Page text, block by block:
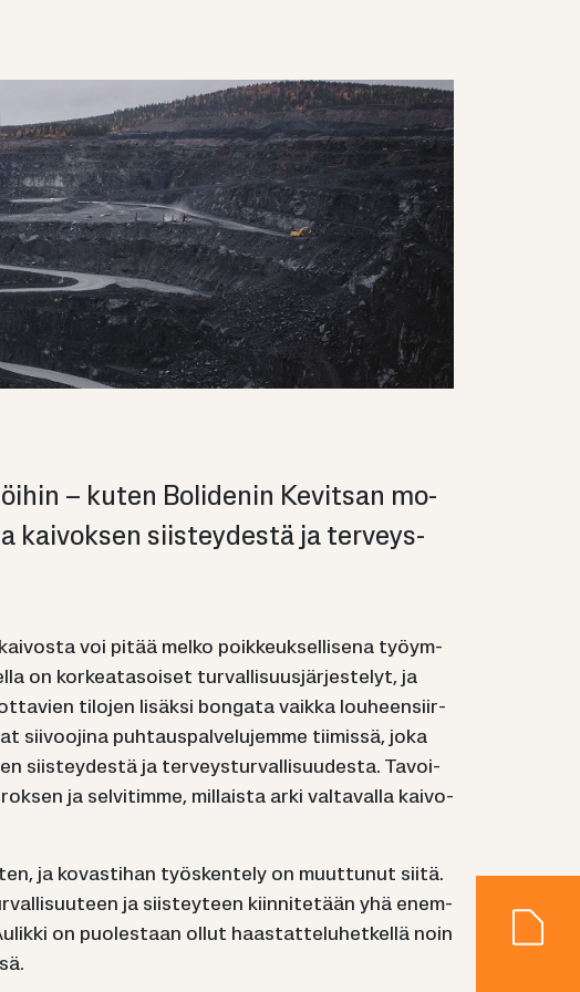
– kuten Bo­li­de­nin Ke­vit­san mo­
kai­vok­sen siis­tey­des­tä ja ter­veys­
voi pitää melko poik­keuk­sel­li­se­na työym­
on kor­kea­ta­soi­set tur­val­li­suus­jär­jes­te­lyt, ja
ti­lo­jen li­säk­si bon­ga­ta vaik­ka lou­heen­siir­
sii­voo­ji­na puh­taus­pal­ve­lu­jem­me tii­mis­sä, joka
siis­tey­des­tä ja ter­veys­tur­val­li­suu­des­ta. Ta­voi­
ja sel­vi­tim­me, mil­lais­ta arki val­ta­val­la kai­vo­
ja ko­vas­ti­han työs­ken­te­ly on muut­tu­nut siitä.
ja siis­tey­teen kiin­ni­te­tään yhä enem­
on puo­les­taan ollut haas­tat­te­lu­het­kel­lä noin